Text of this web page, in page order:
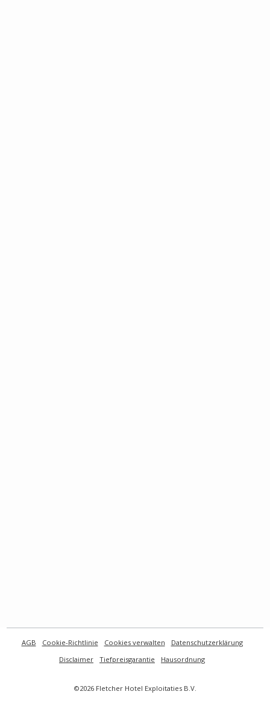
©2026 Fletcher Hotel Exploitaties B.V.
AGB Cookie-Richtlinie Cookies verwalten
Datenschutzerklärung
Disclaimer
Tiefpreisgarantie Hausordnung